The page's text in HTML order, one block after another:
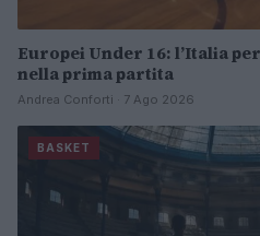
Europei Under 16: l’Italia
nella prima partita
Andrea Conforti · 7 Ago 2026
BASKET